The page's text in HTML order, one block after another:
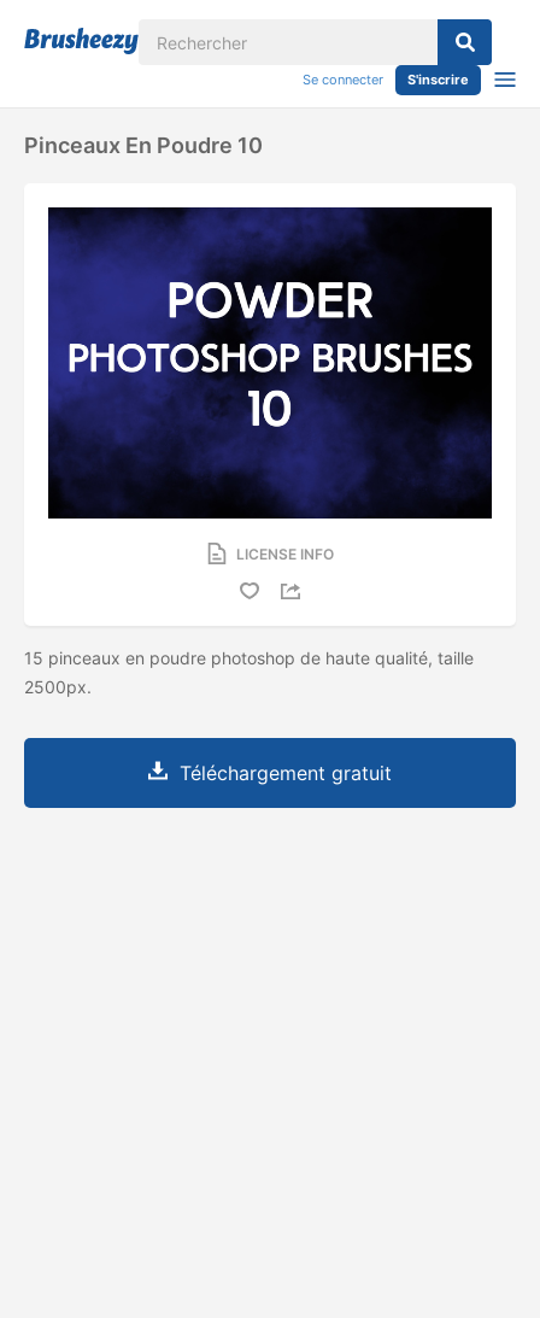
Se connecter S'inscrire
Pinceaux En Poudre 10
LICENSE INFO
15 pinceaux en poudre photoshop de haute qualité, taille
2500px.
Téléchargement gratuit